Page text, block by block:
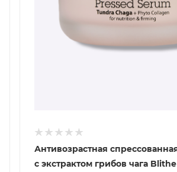
Антивозрастная
с экстрактом грибов чага